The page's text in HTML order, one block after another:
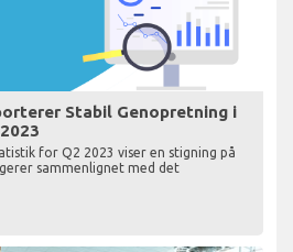
Stabil Genopretning i
for Q2 2023 viser en stigning på
sammenlignet med det